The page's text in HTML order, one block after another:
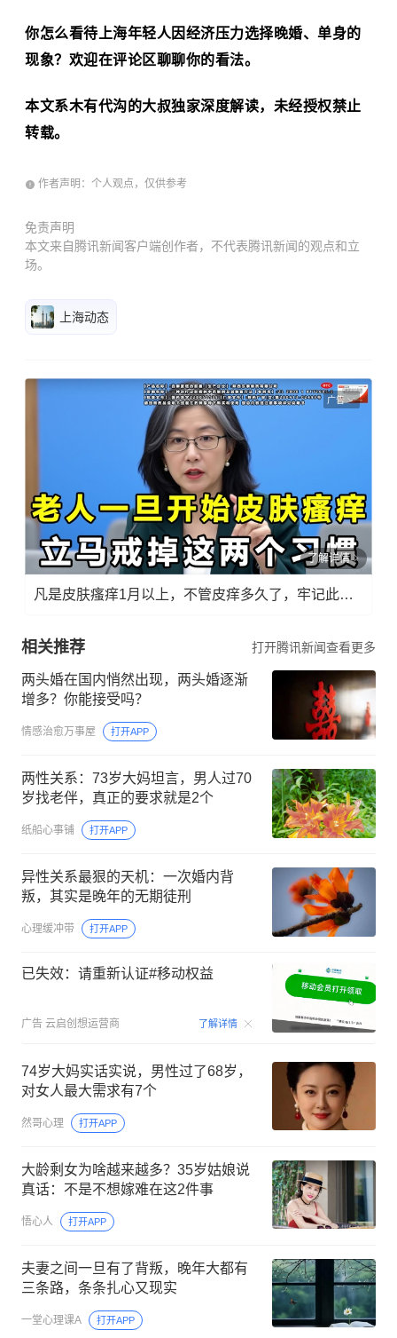
你怎么看待上海年轻人因经济压力选择晚婚、单身的
现象？欢迎在评论区聊聊你的看法。
本文系木有代沟的大叔独家深度解读，未经授权禁止
转载。
作者声明：个人观点，仅供参考
免责声明
本文来自腾讯新闻客户端创作者，不代表腾讯新闻的观点和立
场。
上海动态
广告
了解详情
凡是皮肤瘙痒1月以上，不管皮痒多久了，牢记此法，快！准！狠！
相关推荐 打开腾讯新闻查看更多
两头婚在国内悄然出现，两头婚逐渐
增多？你能接受吗？
情感治愈万事屋 打开APP
两性关系：73岁大妈坦言，男人过70
岁找老伴，真正的要求就是2个
纸船心事铺 打开APP
异性关系最狠的天机：一次婚内背
叛，其实是晚年的无期徒刑
心理缓冲带 打开APP
已失效：请重新认证#移动权益
广告 云启创想运营商 了解详情 00:15
74岁大妈实话实说，男性过了68岁，
对女人最大需求有7个
然哥心理 打开APP
大龄剩女为啥越来越多？35岁姑娘说
真话：不是不想嫁难在这2件事
悟心人 打开APP
夫妻之间一旦有了背叛，晚年大都有
三条路，条条扎心又现实
一堂心理课A 打开APP